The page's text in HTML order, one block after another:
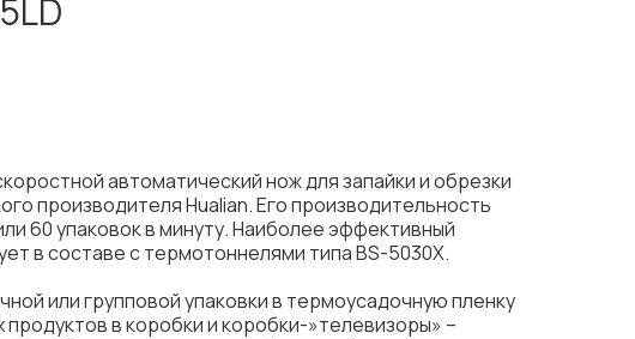
автоматический нож для запайки и обрезки
производителя Hualian. Его производительность
60 упаковок в минуту. Наиболее эффективный
в составе с термотоннелями типа BS-5030X.
или групповой упаковки в термоусадочную пленку
в коробки и коробки-»телевизоры» –